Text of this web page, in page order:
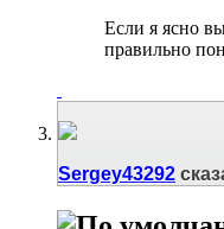
Если я ясно
правильно
Sergey43292